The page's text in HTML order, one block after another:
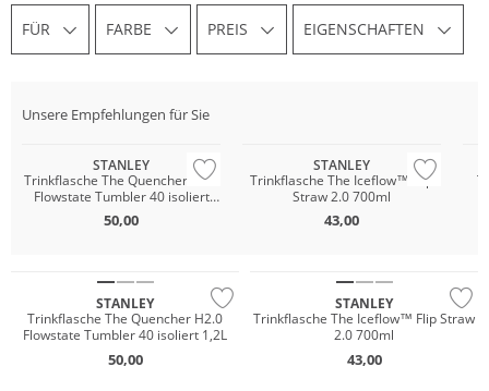
FÜR FARBE PREIS EIGENSCHAFTEN
Unsere Empfehlungen für Sie
STANLEY
Trinkflasche The Quencher H2.0
Flowstate Tumbler 40 isoliert
1,2L
50,00
STANLEY
Trinkflasche The Iceflow™ Flip
Straw 2.0 700ml
43,00
STANLEY
Trinkflasche The Quencher H2.0
Flowstate Tumbler 40 isoliert 1,2L
50,00
STANLEY
Trinkflasche The Iceflow™ Flip Straw
2.0 700ml
43,00